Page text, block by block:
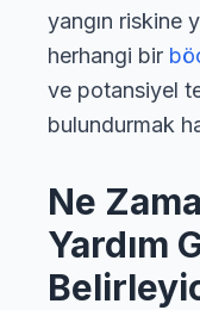
yangın riskine
herhangi bir
ve potansiyel
bulundurmak
Ne
Yardım